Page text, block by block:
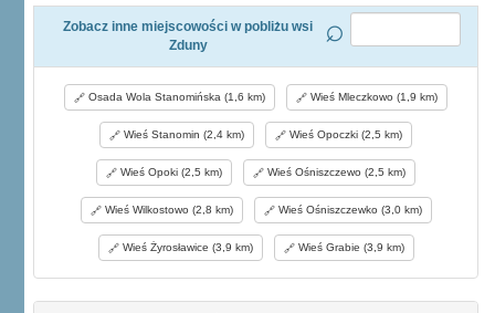
Zobacz inne miejscowości w pobliżu wsi
Zduny
Osada Wola Stanomińska (1,6 km) Wieś Mleczkowo (1,9 km)
Wieś Stanomin (2,4 km) Wieś Opoczki (2,5 km)
Wieś Opoki (2,5 km) Wieś Ośniszczewo (2,5 km)
Wieś Wilkostowo (2,8 km) Wieś Ośniszczewko (3,0 km)
Wieś Żyrosławice (3,9 km) Wieś Grabie (3,9 km)